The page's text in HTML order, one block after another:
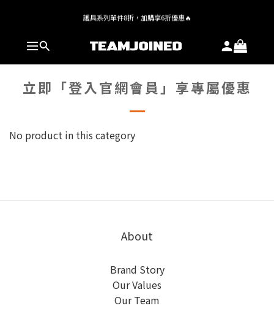
全館 $1,380 即享免運
護具系列單件8折，加購享6折優惠🔥
全館 $1,380 即享免運
立即「登入官網會員」享專屬優惠
No product in this category
About
Brand Story
Our Values
Our Team